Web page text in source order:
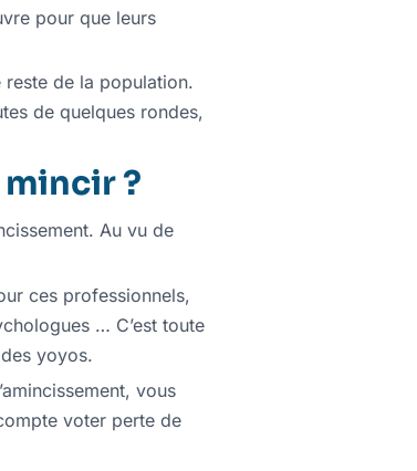
pour que leurs
reste de la population.
de quelques rondes,
?
Au vu de
ces professionnels,
… C’est toute
yoyos.
vous
voter perte de